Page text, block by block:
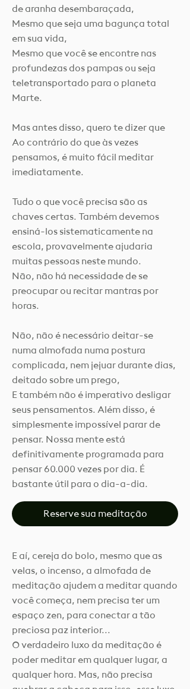
de aranha desembaraçada,
Mesmo que seja uma bagunça total
em sua vida,
Mesmo que você se encontre nas
profundezas dos pampas ou seja
teletransportado para o planeta
Marte.
Mas antes disso, quero te dizer que
Ao contrário do que às vezes
pensamos, é muito fácil meditar
imediatamente.
Tudo o que você precisa são as
chaves certas. Também devemos
ensiná-los sistematicamente na
escola, provavelmente ajudaria
muitas pessoas neste mundo.
Não, não há necessidade de se
preocupar ou recitar mantras por
horas.
Não, não é necessário deitar-se
numa almofada numa postura
complicada, nem jejuar durante dias,
deitado sobre um prego,
E também não é imperativo desligar
seus pensamentos. Além disso, é
simplesmente impossível parar de
pensar. Nossa mente está
definitivamente programada para
pensar 60.000 vezes por dia. É
bastante útil para o dia-a-dia.
Reserve sua meditação
E aí, cereja do bolo, mesmo que as
velas, o incenso, a almofada de
meditação ajudem a meditar quando
você começa, nem precisa ter um
espaço zen, para conectar a tão
preciosa paz interior...
O verdadeiro luxo da meditação é
poder meditar em qualquer lugar, a
qualquer hora. Mas, não precisa